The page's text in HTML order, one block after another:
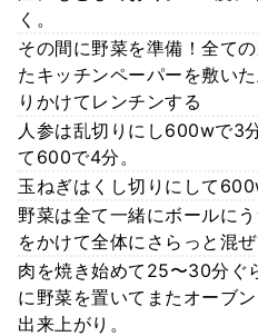
く。
その間に野菜を準備！全て
たキッチンペーパーを敷い
りかけてレンチンする
人参は乱切りにし600wで3
て600で4分。
玉ねぎはくし切りにして
野菜は全て一緒にボールに
をかけて全体にさらっと混ぜ
肉を焼き始めて25〜30分ぐ
に野菜を置いてまたオーブ
出来上がり。